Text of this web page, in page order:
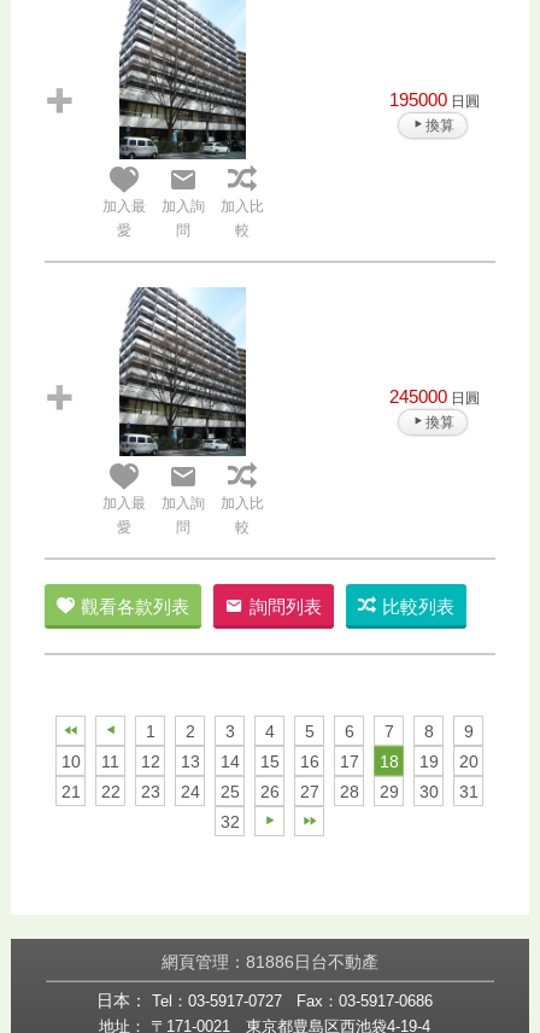
加入最
愛
加入詢
問
加入比
較
195000 日圓
換算
加入最
愛
加入詢
問
加入比
較
245000 日圓
換算
觀看各款列表 詢問列表 比較列表
1 2 3 4 5 6 7 8
9
10
11 12 13 14 15 16 17 18 19
20
21
22 23 24 25 26 27 28 29 30
31
32
網頁管理：81886日台不動產
日本：
Tel：03-5917-0727
Fax：03-5917-0686
地址： 〒171-0021 東京都豊島区西池袋4-19-4